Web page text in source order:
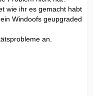
wie ihr es gemacht habt
Windoofs geupgraded
an.